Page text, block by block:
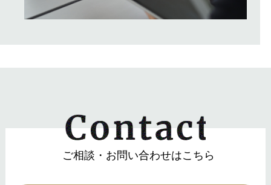
ご相談・お問い合わせはこちら